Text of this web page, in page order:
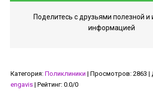
Поделитесь с друзьями полезной и
информацией
Категория: Поликлиники | Просмотров: 2863 |
engavis | Рейтинг: 0.0/0